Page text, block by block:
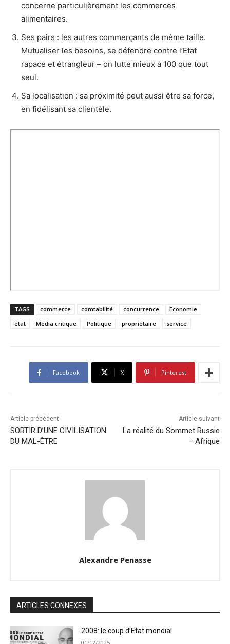
concerne particulièrement les commerces
alimentaires.
Ses pairs : les autres commerçants de même taille.
Mutualiser les besoins, se défendre contre l’Etat
rapace et étrangleur – on lutte mieux à 100 que tout
seul.
Sa localisation : sa proximité peut aussi être sa force,
en fidélisant sa clientèle.
TAGS commerce comtabilité concurrence
Economie
état
Média critique Politique propriétaire service
Facebook X Pinterest
Article précédent
SORTIR D’UNE CIVILISATION
DU MAL-ÊTRE
Article suivant
La réalité du Sommet Russie
– Afrique
Alexandre Penasse
ARTICLES CONNEXES
2008: le coup d’Etat mondial